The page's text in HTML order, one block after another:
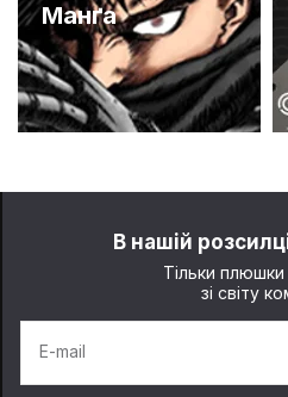
Манґа
В нашій
Тільки
зі світу
E-mail